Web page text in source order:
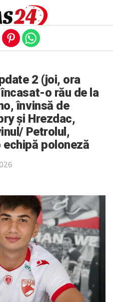
2 (joi, ora
o rău de la
învinsă de
și Hrezdac,
Petrolul,
poloneză
version